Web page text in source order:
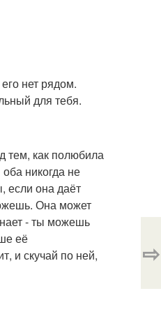
нет рядом.
для тебя.
тем, как полюбила
никогда не
если она даёт
Она может
- ты можешь
её
и скучай по ней,
⇨